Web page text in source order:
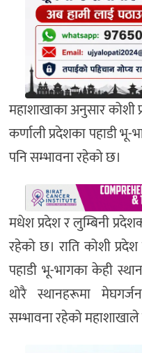
महाशाखाका अनुसार कोशी
कर्णाली प्रदेशका पहाडी भू-
पनि सम्भावना रहेको छ।
मधेश प्रदेश र लुम्बिनी
रहेको छ। राति कोशी
पहाडी भू-भागका केही
थोरै स्थानहरूमा
सम्भावना रहेको